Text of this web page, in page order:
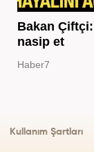
Bakan
nasip et
Haber7
Kullanım Şartları